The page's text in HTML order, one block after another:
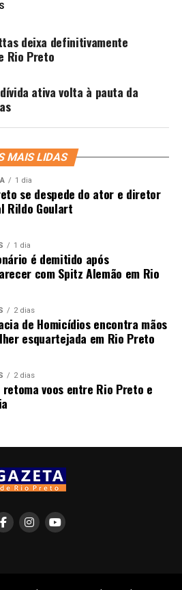
deixa definitivamente
Rio Preto
ativa volta à pauta da
MAIS LIDAS
1 dia
se despede do ator e diretor
Rildo Goulart
1 dia
é demitido após
com Spitz Alemão em Rio
2 dias
de Homicídios encontra mãos
esquartejada em Rio Preto
2 dias
retoma voos entre Rio Preto e